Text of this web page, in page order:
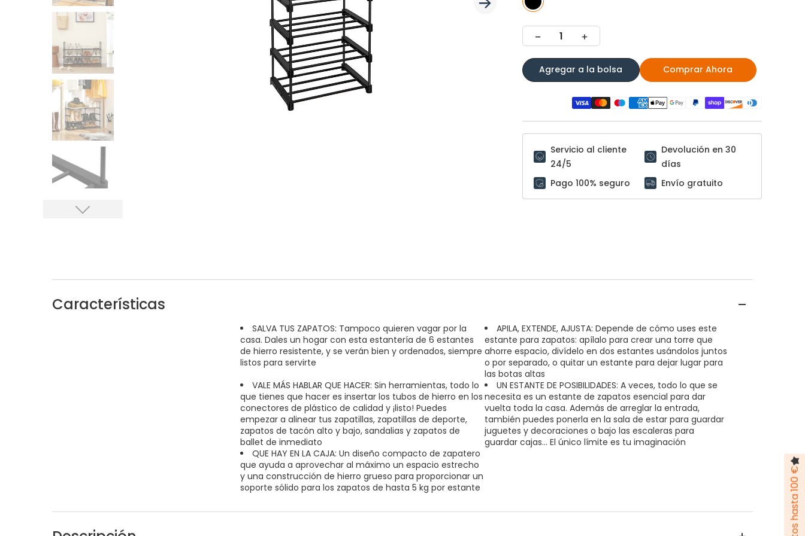
Agregar a la bolsa Comprar Ahora
Servicio al cliente
24/5
Devolución en 30
días
Pago 100% seguro
Envío gratuito
Características
SALVA TUS ZAPATOS: Tampoco quieren vagar por la
casa. Dales un hogar con esta estantería de 6 estantes
de hierro resistente, y se verán bien y ordenados, siempre
listos para servirte
APILA, EXTENDE, AJUSTA: Depende de cómo uses este
estante para zapatos: apílalo para crear una torre que
ahorre espacio, divídelo en dos estantes usándolos juntos
o por separado, o quitar un estante para dejar lugar para
las botas altas
VALE MÁS HABLAR QUE HACER: Sin herramientas, todo lo
que tienes que hacer es insertar los tubos de hierro en los
conectores de plástico de calidad y ¡listo! Puedes
empezar a alinear tus zapatillas, zapatillas de deporte,
zapatos de tacón alto y bajo, sandalias y zapatos de
ballet de inmediato
UN ESTANTE DE POSIBILIDADES: A veces, todo lo que se
necesita es un estante de zapatos esencial para dar
vuelta toda la casa. Además de arreglar la entrada,
también puedes ponerla en la sala de estar para guardar
juguetes y decoraciones o bajo las escaleras para
guardar cajas... El único límite es tu imaginación
QUE HAY EN LA CAJA: Un diseño compacto de zapatero
que ayuda a aprovechar al máximo un espacio estrecho
y una construcción de hierro grueso para proporcionar un
soporte sólido para los zapatos de hasta 5 kg por estante